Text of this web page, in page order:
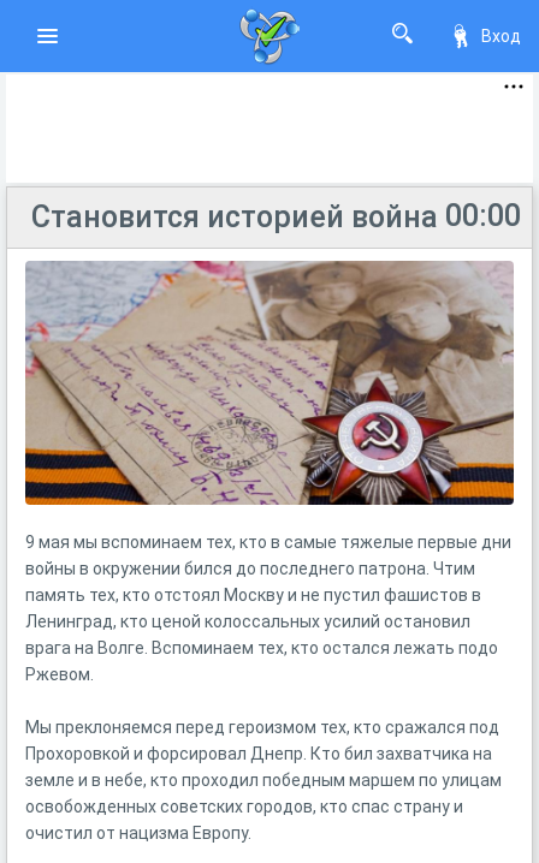
Вход
00:00
Становится историей война
9 мая мы вспоминаем тех, кто в самые тяжелые первые дни
войны в окружении бился до последнего патрона. Чтим
память тех, кто отстоял Москву и не пустил фашистов в
Ленинград, кто ценой колоссальных усилий остановил
врага на Волге. Вспоминаем тех, кто остался лежать подо
Ржевом.
Мы преклоняемся перед героизмом тех, кто сражался под
Прохоровкой и форсировал Днепр. Кто бил захватчика на
земле и в небе, кто проходил победным маршем по улицам
освобожденных советских городов, кто спас страну и
очистил от нацизма Европу.